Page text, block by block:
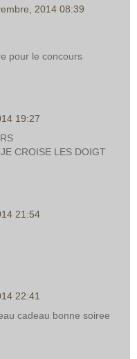
2014 08:39
pour le concours
19:27
CROISE LES DOIGT
21:54
22:41
cadeau bonne soiree